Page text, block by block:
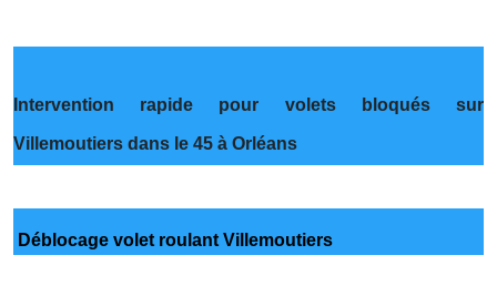
Intervention rapide pour volets bloqués sur
Villemoutiers dans le 45 à Orléans
Déblocage volet roulant Villemoutiers